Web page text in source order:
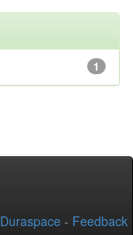
1
Duraspace - Feedback